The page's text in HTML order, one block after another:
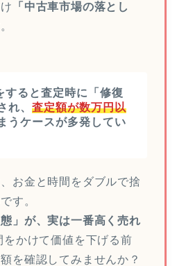
「中古車市場の落とし
すると査定時に「修復
れ、 査定額が数万円以
うケースが多発してい
お金と時間をダブルで捨
す。
」が、実は一番高く売れ
をかけて価値を下げる前
を確認してみませんか？